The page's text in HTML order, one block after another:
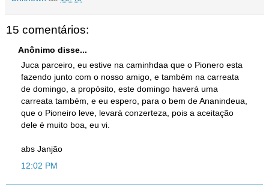
15 comentários:
Anônimo disse...
Juca parceiro, eu estive na caminhdaa que o Pionero esta
fazendo junto com o nosso amigo, e também na carreata
de domingo, a propósito, este domingo haverá uma
carreata também, e eu espero, para o bem de Ananindeua,
que o Pioneiro leve, levará conzerteza, pois a aceitação
dele é muito boa, eu vi.
abs Janjão
12:02 PM